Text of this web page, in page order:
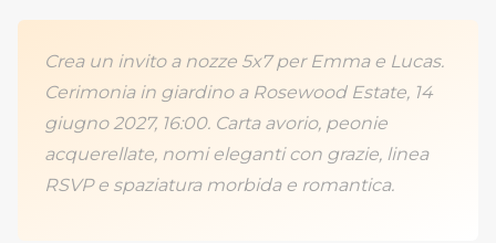
Crea un invito a nozze 5x7 per Emma e Lucas.
Cerimonia in giardino a Rosewood Estate, 14
giugno 2027, 16:00. Carta avorio, peonie
acquerellate, nomi eleganti con grazie, linea
RSVP e spaziatura morbida e romantica.